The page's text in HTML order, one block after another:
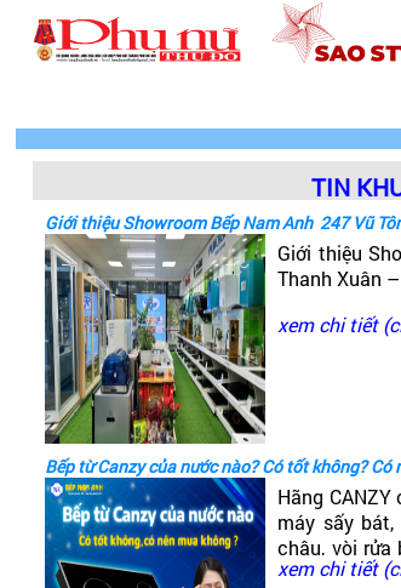
TIN
Giới thiệu Showroom Bếp Nam Anh 247 Vũ
Giới thiệu
Thanh Xuân
xem chi tiết
Bếp từ Canzy của nước nào? Có tốt không? Có
Hãng
máy sấy
chậu, vòi rửa
đó có dòng
xem chi tiết